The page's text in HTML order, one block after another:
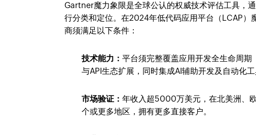
Gartner魔力象限是全球公认的权威技术评估工具，
行分类和定位。在2024年低代码应用平台（LCAP
商须满足以下条件：
技术能力：平台须完整覆盖应用开发全生命周
与API生态扩展，同时集成AI辅助开发及自动化工
市场验证：年收入超5000万美元，在北美洲、
个或更多地区，拥有更多直接客户。